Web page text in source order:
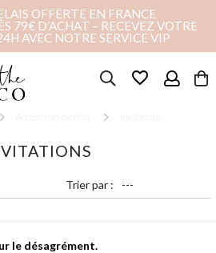
OFFERTE EN FRANCE
79€ D’ACHAT – RECEVEZ VOTRE
AVEC NOTRE SERVICE VIP
favorite_border
Accessoires de fête Invitations
Trier par :
le désagrément.